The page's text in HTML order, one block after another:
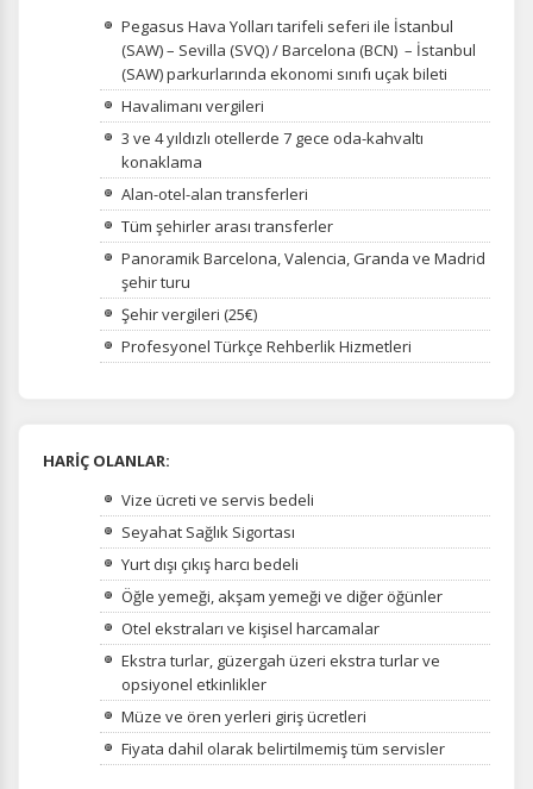
Pegasus Hava Yolları tarifeli seferi ile İstanbul
(SAW) – Sevilla (SVQ) / Barcelona (BCN) – İstanbul
(SAW) parkurlarında ekonomi sınıfı uçak bileti
Havalimanı vergileri
3 ve 4 yıldızlı otellerde 7 gece oda-kahvaltı
konaklama
Alan-otel-alan transferleri
Tüm şehirler arası transferler
Panoramik Barcelona, Valencia, Granda ve Madrid
şehir turu
Şehir vergileri (25€)
Profesyonel Türkçe Rehberlik Hizmetleri
HARİÇ OLANLAR:
Vize ücreti ve servis bedeli
Seyahat Sağlık Sigortası
Yurt dışı çıkış harcı bedeli
Öğle yemeği, akşam yemeği ve diğer öğünler
Otel ekstraları ve kişisel harcamalar
Ekstra turlar, güzergah üzeri ekstra turlar ve
opsiyonel etkinlikler
Müze ve ören yerleri giriş ücretleri
Fiyata dahil olarak belirtilmemiş tüm servisler